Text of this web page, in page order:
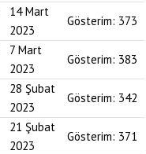
14 Mart
2023
Gösterim: 373
7 Mart
2023
Gösterim: 383
28 Şubat
2023
Gösterim: 342
21 Şubat
2023
Gösterim: 371